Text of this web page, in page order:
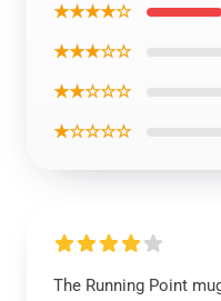
★★★★☆
★★★☆☆
★★☆☆☆
★☆☆☆☆
The Running Point